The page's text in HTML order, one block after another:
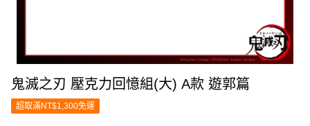
鬼滅之刃 壓克力回憶組(大) A款 遊郭篇
超取滿NT$1,300免運